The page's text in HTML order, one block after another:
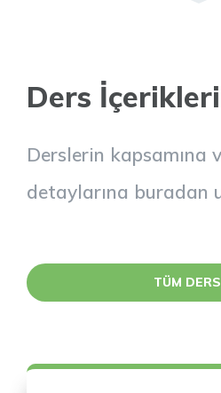
Ders İçerikleri
Derslerin kapsamına
detaylarına buradan
TÜM